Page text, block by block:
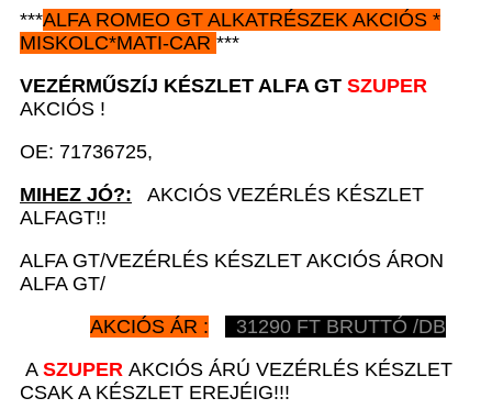
***ALFA ROMEO GT ALKATRÉSZEK AKCIÓS *
MISKOLC*MATI-CAR ***
VEZÉRMŰSZÍJ KÉSZLET ALFA GT SZUPER
AKCIÓS !
OE: 71736725,
MIHEZ JÓ?: AKCIÓS VEZÉRLÉS KÉSZLET
ALFAGT!!
ALFA GT/VEZÉRLÉS KÉSZLET AKCIÓS ÁRON
ALFA GT/
AKCIÓS ÁR :
31290 FT BRUTTÓ /DB
A SZUPER AKCIÓS ÁRÚ VEZÉRLÉS KÉSZLET
CSAK A KÉSZLET EREJÉIG!!!